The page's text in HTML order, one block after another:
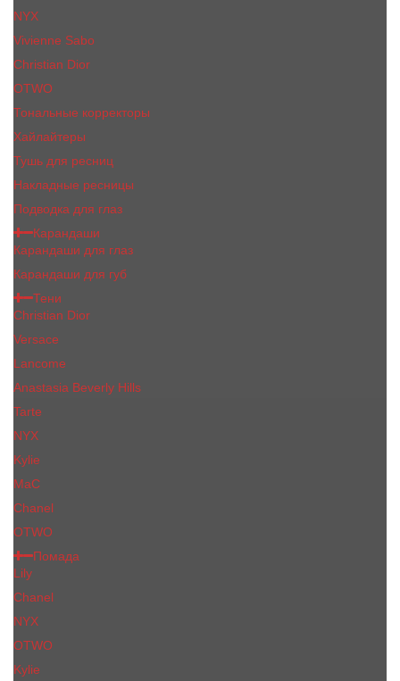
NYX
Vivienne Sabo
Сhristiаn Diоr
OTWO
Тональные корректоры
Хайлайтеры
Тушь для ресниц
Накладные ресницы
Подводка для глаз
Карандаши
Карандаши для глаз
Карандаши для губ
Тени
Christian Dior
Versace
Lancome
Anastasia Beverly Hills
Tarte
NYX
Kylie
MaC
Сhanеl
OTWO
Помада
Lily
Chanel
NYX
OTWO
Kylie